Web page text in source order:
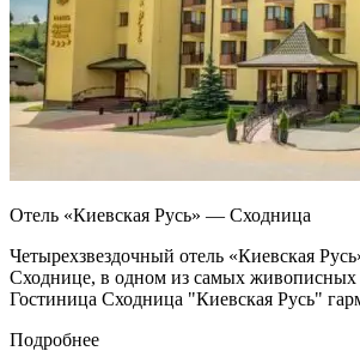
Отель «Киевская Русь» — Сходница
Четырехзвездочный отель «Киевская
Сходнице, в одном из самых живописных
Гостиница Сходница "Киевская Русь"
Подробнее